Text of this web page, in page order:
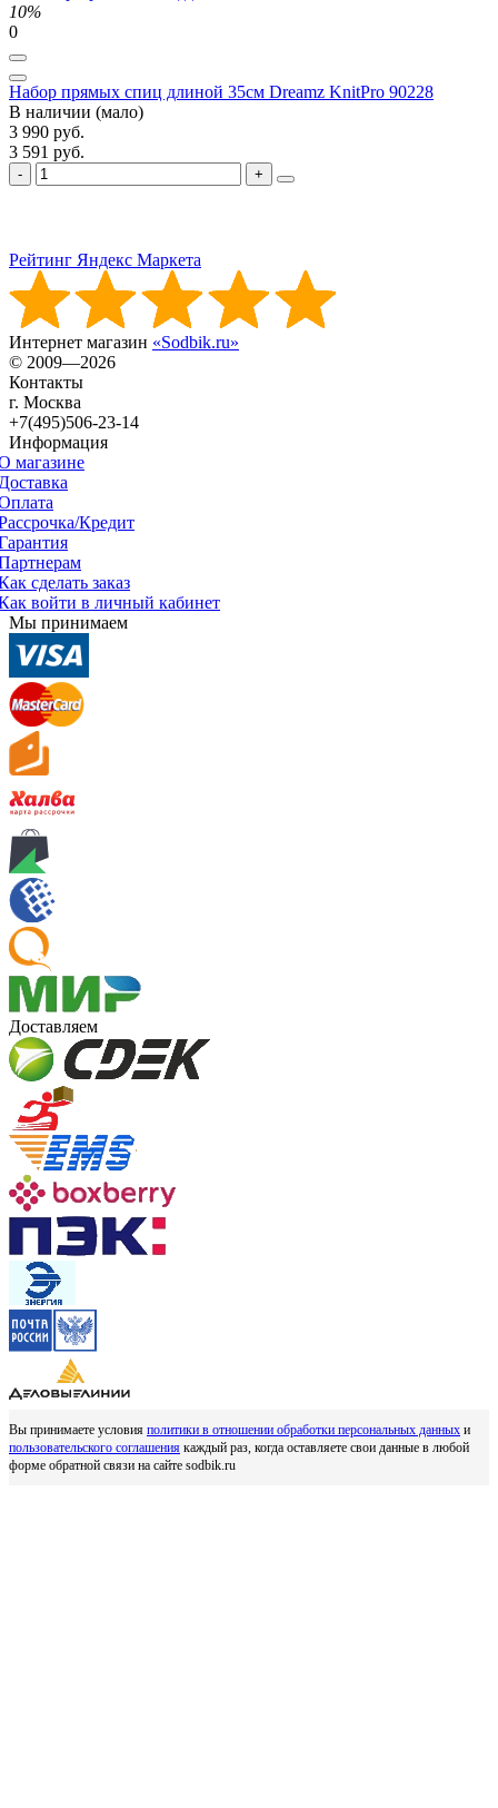
10%
0
Набор прямых спиц длиной 35см Dreamz KnitPro 90228
В наличии (мало)
3 990 руб.
3 591 руб.
Рейтинг Яндекс Маркета
Интернет магазин «Sodbik.ru»
© 2009—2026
Контакты
г. Москва
+7(495)506-23-14
Информация
магазине
Кредит
сделать заказ
войти в личный кабинет
Мы принимаем
Доставляем
Вы принимаете условия политики в отношении обработки персональных данных и
пользовательского соглашения каждый раз, когда оставляете свои данные в любой
форме обратной связи на сайте sodbik.ru